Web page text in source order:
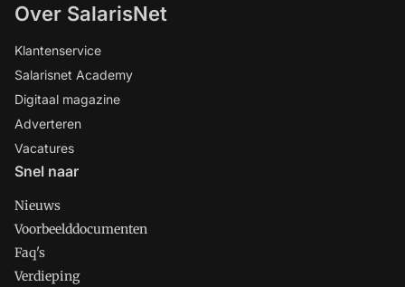
Over SalarisNet
Klantenservice
Salarisnet Academy
Digitaal magazine
Adverteren
Vacatures
Snel naar
Nieuws
Voorbeelddocumenten
Faq's
Verdieping